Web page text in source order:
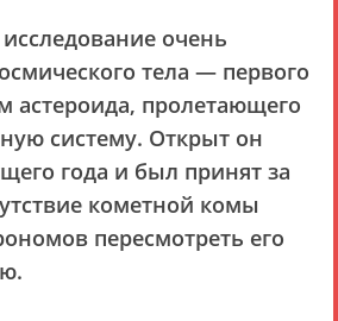
очень
тела — первого
астероида, пролетающего
систему. Открыт он
года и был принят за
кометной комы
пересмотреть его